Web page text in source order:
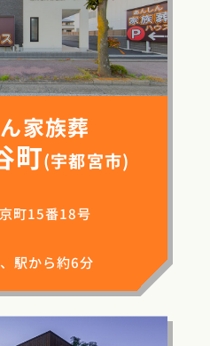
家族葬
町(宇都宮市)
町15番18号
駅から約6分